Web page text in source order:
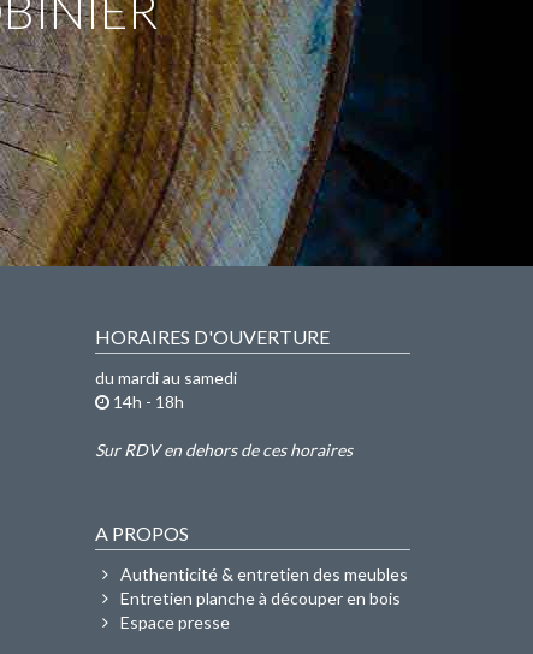
HORAIRES D'OUVERTURE
du mardi au samedi
14h - 18h
Sur RDV en dehors de ces horaires
A PROPOS
Authenticité & entretien des meubles
Entretien planche à découper en bois
Espace presse